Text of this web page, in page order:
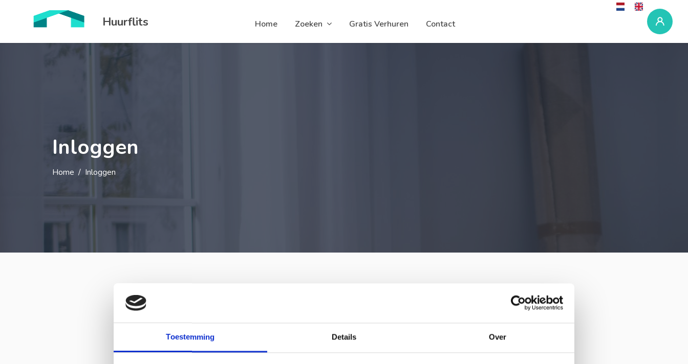
Toestemming Details Over
Huurflits Home Zoeken Gratis Verhuren Contact
Inloggen
Home Inloggen